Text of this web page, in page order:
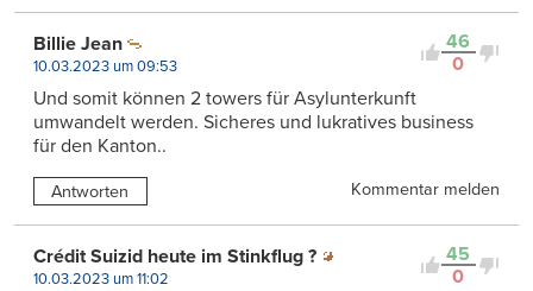
46
0
Billie Jean
10.03.2023 um 09:53
Und somit können 2 towers für Asylunterkunft
umwandelt werden. Sicheres und lukratives business
für den Kanton..
Antworten Kommentar melden
45
0
Crédit Suizid heute im Stinkflug ?
10.03.2023 um 11:02